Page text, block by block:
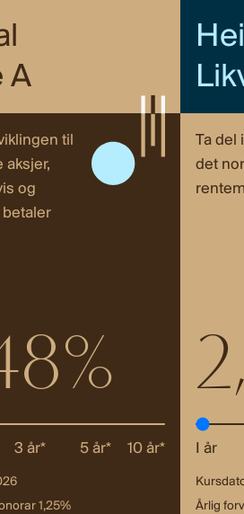
A
til
og
3 år* 5 år* 10 år*
1,25%
Ta del
det
I år
Årlig